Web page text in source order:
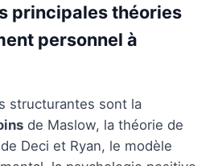
principales théories
personnel à
structurantes sont la
de Maslow, la théorie de
Deci et Ryan, le modèle